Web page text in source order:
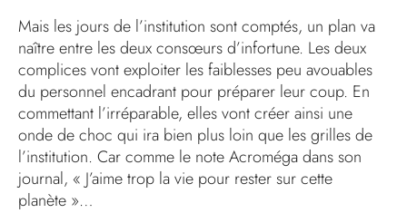
Mais les jours de l’institution sont comptés, un plan va
naître entre les deux consœurs d’infortune. Les deux
complices vont exploiter les faiblesses peu avouables
du personnel encadrant pour préparer leur coup. En
commettant l’irréparable, elles vont créer ainsi une
onde de choc qui ira bien plus loin que les grilles de
l’institution. Car comme le note Acroméga dans son
journal, « J’aime trop la vie pour rester sur cette
planète »…